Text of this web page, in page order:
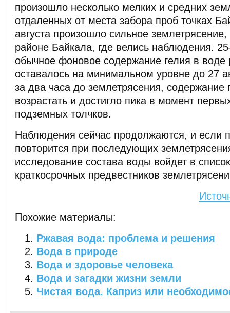
произошло несколько мелких и средних
отдаленных от места забора проб точках
августа произошло сильное
районе Байкала, где велись наблюдения.
обычное фоновое содержание гелия в воде
оставалось на минимальном уровне до 27
за два часа до землетрясения, содержание
возрастать и достигло пика в момент
подземных толчков.
Наблюдения сейчас продолжаются, и если
повторится при последующих
исследование состава воды войдет в
краткосрочных предвестников
Похожие материалы:
Ржавая вода: проблема и решения
Вода в природе
Вода и здоровье человека
Вода и загадки жизни земли
Чистая вода. Каприз или